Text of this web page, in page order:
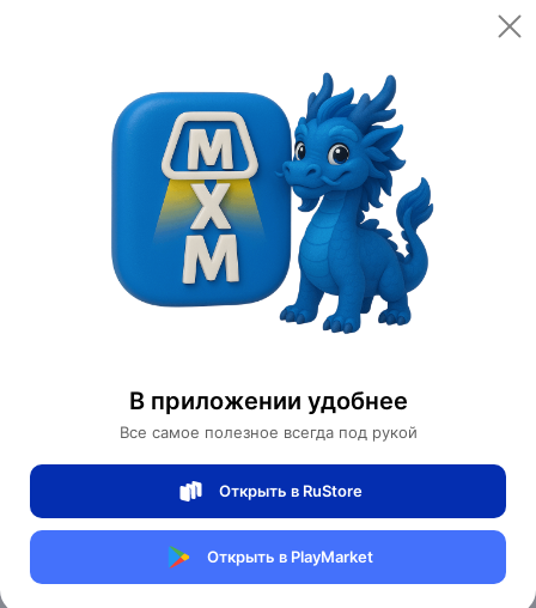
В приложении удобнее
Все самое полезное всегда под рукой
Открыть в RuStore
Открыть в PlayMarket
Открыть
Категории
Мебель для дома и офиса
Мебель для сада и дачи
Садовые шезлонги для дачи
Шезлонг из ротанга Leaf sun
0 отзывов 0
Магазин Ephdarren
Артикул: MXM9301725596